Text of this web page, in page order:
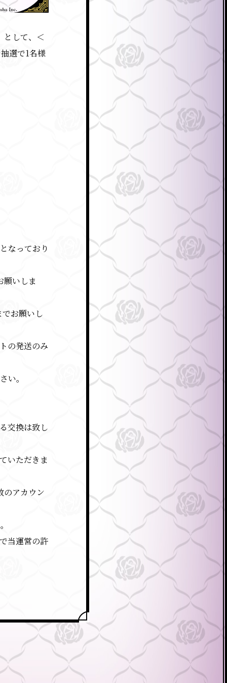
して、＜
選で1名様
なっており
いしま
お願いし
の発送のみ
い。
交換は致し
いただきま
アカウン
当運営の許